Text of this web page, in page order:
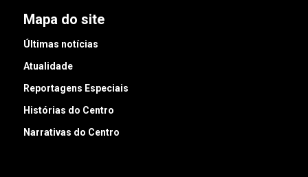
Mapa do site
Últimas notícias
Atualidade
Reportagens Especiais
Histórias do Centro
Narrativas do Centro